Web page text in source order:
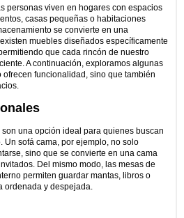
personas viven en hogares con espacios
casas pequeñas o habitaciones
se convierte en una
muebles diseñados específicamente
que cada rincón de nuestro
A continuación, exploramos algunas
funcionalidad, sino que también
una opción ideal para quienes buscan
Un sofá cama, por ejemplo, no solo
sino que se convierte en una cama
Del mismo modo, las mesas de
permiten guardar mantas, libros o
ordenada y despejada.